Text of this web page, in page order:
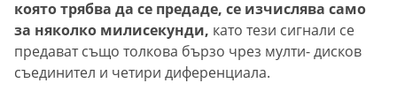
която трябва да се предаде, се изчислява само
за няколко милисекунди, като тези сигнали се
предават също толкова бързо чрез мулти- дисков
съединител и четири диференциала.